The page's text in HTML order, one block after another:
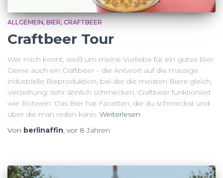
ALLGEMEIN BIER CRAFTBEER
Craftbeer Tour
Wer mich kennt, weiß um meine Vorliebe für ein gutes Bier.
Gerne auch ein Craftbeer – die Antwort auf die massige
industrielle Bieproduktion, bei der die meisten Biere gleich,
Verzeihung: sehr ähnlich schmecken. Craftbeer funktioniert
wie Rotwein: Das Bier hat Facetten, die du schmeckst und
über die man reden kann. Weiterlesen
Von berlinaffin, vor 8 Jahren